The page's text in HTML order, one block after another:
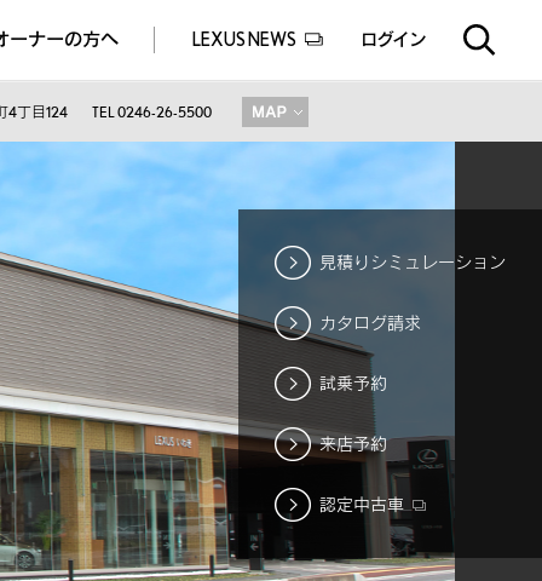
ーナーの方へ LEXUS NEWS ログイン
EXPERIENCE(体験サービス)
experience(販売店実施イベント)
4丁目124 TEL 0246-26-5500
見積りシミュレーション
カタログ請求
試乗予約
来店予約
認定中古車